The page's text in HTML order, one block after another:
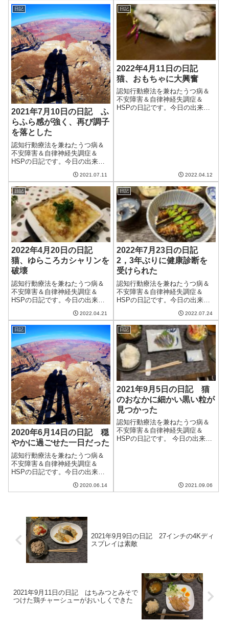
が、結局36度までしか上がらな
かったらしい。それでも十分暑
いのだけど。今年は去年に比べ
ると35度を...
ちすっきりしない。台風は金曜
くらいに来るらしい。今回こそ
本格的な台風だろうか。昨日2回
目の新型コロナ...
日記
2021年7月10日の日記 ふ
らふら感が強く、再び調子
を落とした
認知行動療法を兼ねたうつ病＆
不安障害＆自律神経失調症＆
HSPの日記です。今日の出来事
天気だった。気温もぐんぐん上
がり、32，3度に。さすがに暑い
ということで今日もエアコンで
除湿を行う。湿度が下がるだけ
でだいぶ違う...
2021.07.11
日記
2022年4月11日の日記
猫、おもちゃに大興奮
認知行動療法を兼ねたうつ病＆
不安障害＆自律神経失調症＆
HSPの日記です。今日の出来事
2022.04.12
日記
2022年4月20日の日記
猫、ゆらころカシャリンを
破壊
認知行動療法を兼ねたうつ病＆
不安障害＆自律神経失調症＆
HSPの日記です。今日の出来事
ないけどすっきりしない。土曜
日は28度になるとかいっている
けど大丈夫だろうか。午前中は
仕事。出来高案件をこなし、ス
ポット案件をこ...
2022.04.21
日記
2022年7月23日の日記
2，3年ぶりに健康診断を
受けられた
認知行動療法を兼ねたうつ病＆
不安障害＆自律神経失調症＆
HSPの日記です。今日の出来事
けど、耐えられないくらいでは
なかったかな。これくらいで夏
を終えてくれるといいのだけ
ど。今日は2，3年ぶりに健康診
断を受けに行った...
2022.07.24
日記
2020年6月14日の日記 穏
やかに過ごせた一日だった
認知行動療法を兼ねたうつ病＆
不安障害＆自律神経失調症＆
HSPの日記です。今日の出来事
マンションだけあって家の中は
きこもっていた...
2020.06.14
日記
2021年9月5日の日記 猫
のおなかに細かい黒い粒が
見つかった
認知行動療法を兼ねたうつ病＆
不安障害＆自律神経失調症＆
HSPの日記です。 今日の出来事
2021.09.06
2021年9月9日の日記 27インチの4Kディ
スプレイは素敵
2021年9月11日の日記 はちみつとみそで
つけた鶏チャーシューがおいしくできた